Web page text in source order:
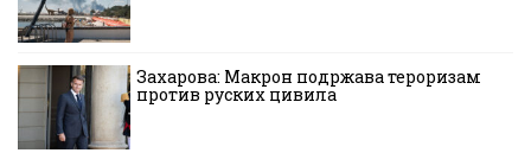
Захарова: Макрон подржава тероризам
против руских цивила